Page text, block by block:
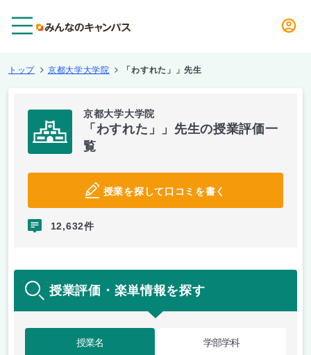
トップ 京都大学大学院 「わすれた」」先生
京都大学大学院
「わすれた」」先生の授業評価一
覧
授業を探して口コミを書く
12,632件
授業評価・楽単情報を探す
授業名 学部学科